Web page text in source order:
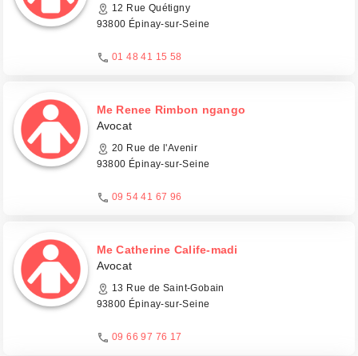
12 Rue Quétigny
93800 Épinay-sur-Seine
01 48 41 15 58
Me Renee Rimbon ngango
Avocat
20 Rue de l'Avenir
93800 Épinay-sur-Seine
09 54 41 67 96
Me Catherine Calife-madi
Avocat
13 Rue de Saint-Gobain
93800 Épinay-sur-Seine
09 66 97 76 17